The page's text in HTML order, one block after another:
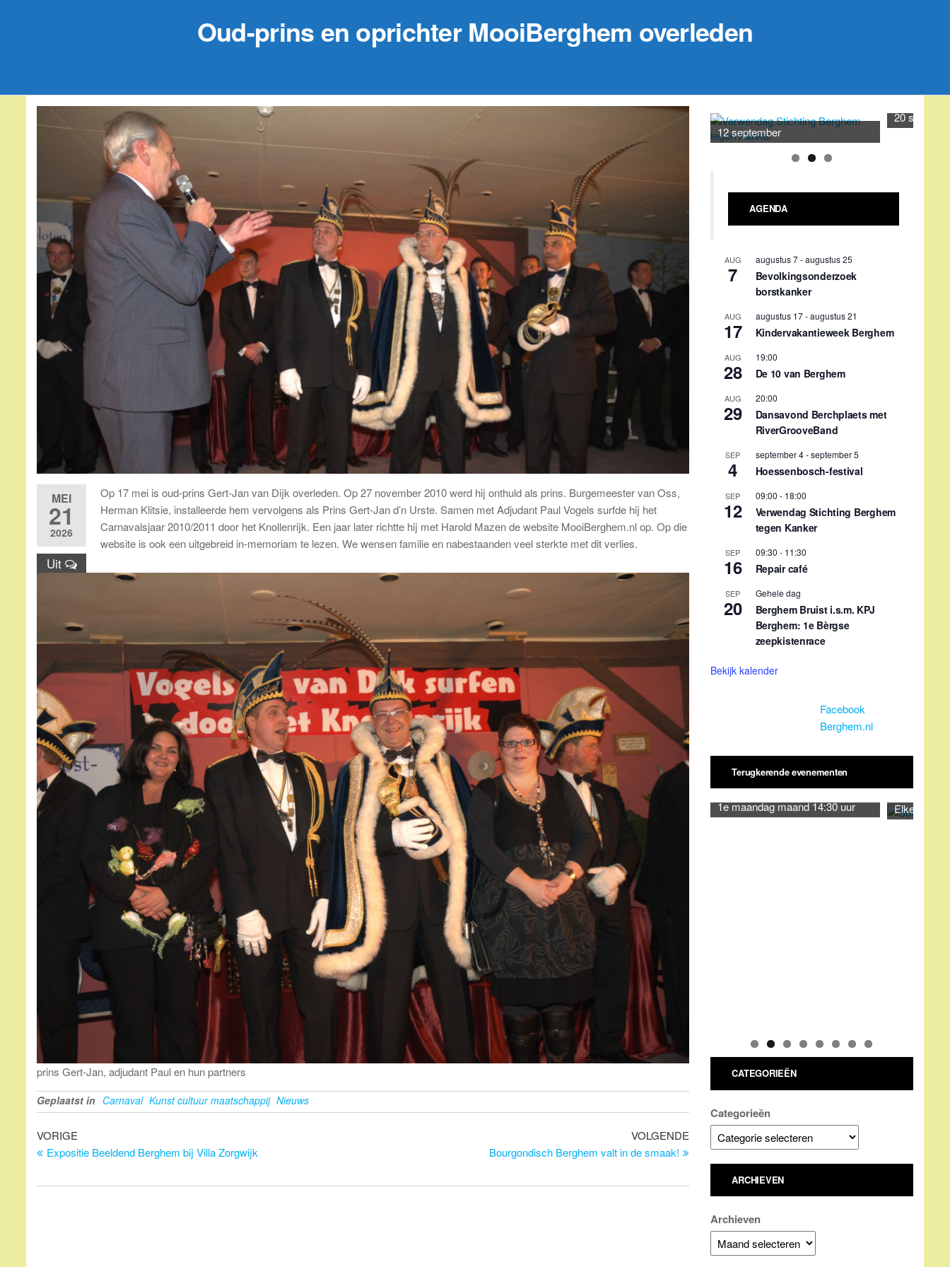
Oud-prins en oprichter MooiBerghem overleden
MEI
21
2026
Uit
Op 17 mei is oud-prins Gert-Jan van Dijk overleden. Op 27 november 2010 werd hij onthuld als prins. Burgemeester van Oss,
Herman Klitsie, installeerde hem vervolgens als Prins Gert-Jan d’n Urste. Samen met Adjudant Paul Vogels surfde hij het
Carnavalsjaar 2010/2011 door het Knollenrijk. Een jaar later richtte hij met Harold Mazen de website MooiBerghem.nl op. Op die
website is ook een uitgebreid in-memoriam te lezen. We wensen familie en nabestaanden veel sterkte met dit verlies.
prins Gert-Jan, adjudant Paul en hun partners
Geplaatst in Carnaval Kunst cultuur maatschappij Nieuws
Bericht
navigatie
Vorig
bericht
VORIGE
Expositie Beeldend Berghem bij Villa Zorgwijk
Volgend
bericht
VOLGENDE
Bourgondisch Berghem valt in de smaak!
12 september
20
AGENDA
AUG
7
augustus 7-augustus 25
Bevolkingsonderzoek
borstkanker
AUG
17
augustus 17-augustus 21
Kindervakantieweek Berghem
AUG
28
19:00
De 10 van Berghem
AUG
29
20:00
Dansavond Berchplaets met
RiverGrooveBand
SEP
4
september 4-september 5
Hoessenbosch-festival
SEP
12
09:00 - 18:00
Verwendag Stichting Berghem
tegen Kanker
SEP
16
09:30 - 11:30
Repair café
SEP
20
Gehele dag
Berghem Bruist i.s.m. KPJ
Berghem: 1e Bèrgse
zeepkistenrace
Bekijk kalender
Facebook
Berghem.nl
Terugkerende evenementen
1e maandag maand 14:30 uur Elke
CATEGORIEËN
Categorieën
ARCHIEVEN
Archieven